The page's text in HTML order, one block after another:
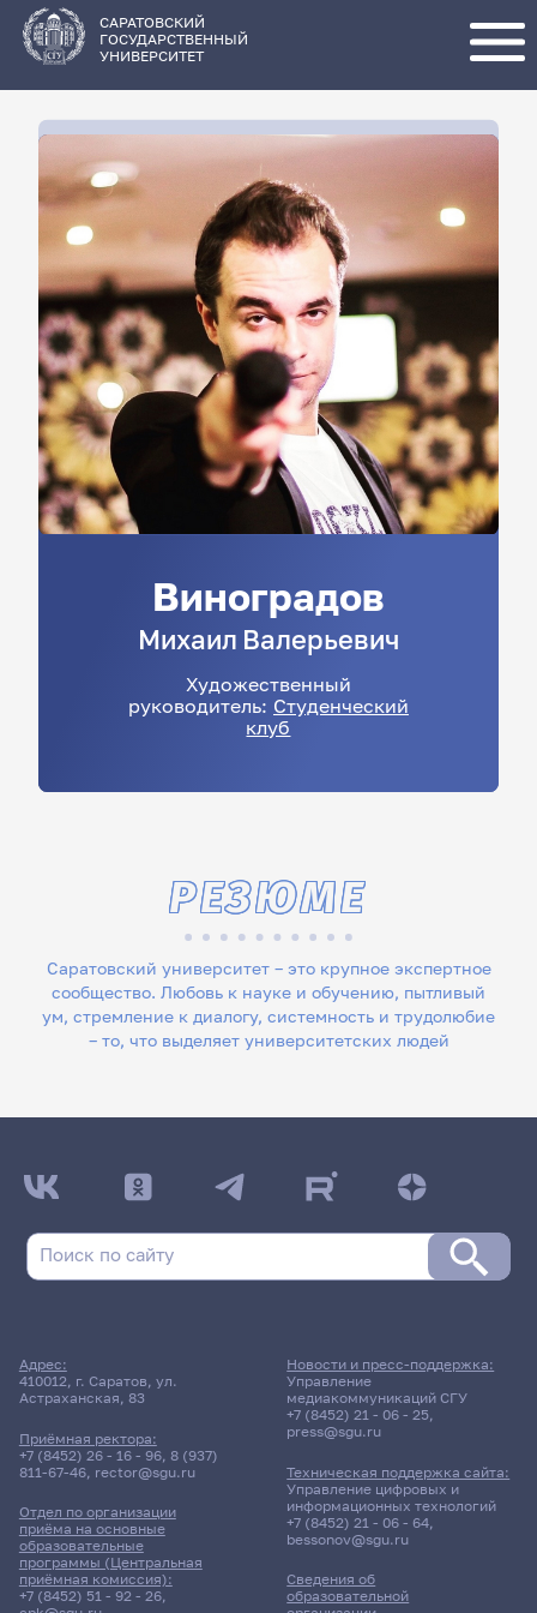
основному
содержанию
САРАТОВСКИЙ
ГОСУДАРСТВЕННЫЙ
УНИВЕРСИТЕТ
Виноградов
Михаил Валерьевич
Художественный
руководитель: Студенческий
клуб
Саратовский университет – это крупное экспертное
сообщество. Любовь к науке и обучению, пытливый
ум, стремление к диалогу, системность и трудолюбие
– то, что выделяет университетских людей
РЕЗЮМЕ
Адрес:
410012, г. Саратов, ул.
Астраханская, 83
Приёмная ректора:
+7 (8452) 26 - 16 - 96, 8 (937)
811-67-46, rector@sgu.ru
Отдел по организации
приёма на основные
образовательные
программы (Центральная
приёмная комиссия):
+7 (8452) 51 - 92 - 26,
Сведения об
образовательной
Новости и пресс-поддержка:
Управление
медиакоммуникаций СГУ
+7 (8452) 21 - 06 - 25,
press@sgu.ru
Техническая поддержка сайта:
Управление цифровых и
информационных технологий
+7 (8452) 21 - 06 - 64,
bessonov@sgu.ru